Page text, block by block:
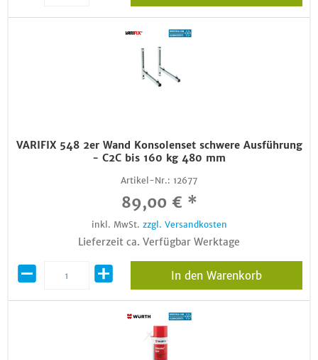
VARIFIX 548 2er Wand Konsolenset schwere Ausführung
- C2C bis 160 kg 480 mm
Artikel-Nr.: 12677
89,00 € *
inkl. MwSt. zzgl. Versandkosten
Lieferzeit ca. Verfügbar Werktage
In den Warenkorb